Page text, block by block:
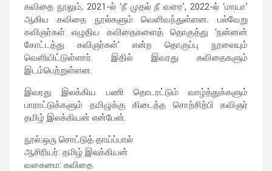
கவிதை நூலும், 2021-ல் ‘நீ முதல் நீ வரை’, 2022-ல் ‘மாயா’
ஆகிய கவிதை நூல்களும் வெளிவந்துள்ளன. பல்வேறு
கவிஞர்கள் எழுதிய கவிதைகளைத் தொகுத்து ‘நன்னன்
கோட்டத்து கவிஞர்கள்’ என்ற தொகுப்பு நூலையும்
வெளியிட்டுள்ளார். இதில் இவரது கவிதைகளும்
இடம்பெற்றுள்ளன.
இவரது இலக்கிய பணி தொடரட்டும் வாழ்த்துக்களும்
பாராட்டுக்களும் தமிழுக்கு கிடைத்த சொற்சிற்பி கவிஞர்
தமிழ் இலக்கியன் என்பேன்.
நூல்:ஒரு சொட்டுத் தாய்ப்பால்
ஆசிரியர்: தமிழ் இலக்கியன்
வகைமை: கவிதை